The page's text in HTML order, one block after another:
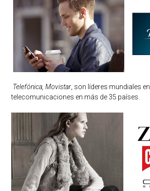
Telefónica, Movistar, son líderes mundiales en
telecomunicaciones en más de 35 países.